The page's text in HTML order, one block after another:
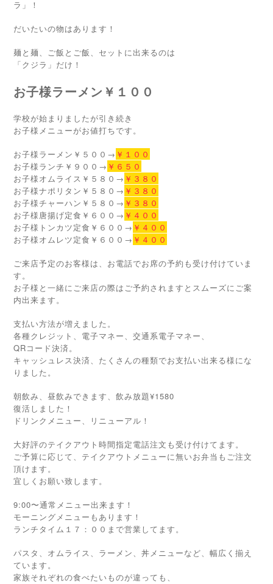
ラ」！
だいたいの物はあります！
麺と麺、ご飯とご飯、セットに出来るのは
「クジラ」だけ！
お子様ラーメン￥１００
学校が始まりましたが引き続き
お子様メニューがお値打ちです。
お子様ラーメン￥５００→ ￥１００
お子様ランチ￥９００→ ￥６５０
お子様オムライス￥５８０→ ￥３８０
お子様ナポリタン￥５８０→ ￥３８０
お子様チャーハン￥５８０→ ￥３８０
お子様唐揚げ定食￥６００→ ￥４００
お子様トンカツ定食￥６００→ ￥４００
お子様オムレツ定食￥６００→ ￥４００
ご来店予定のお客様は、お電話でお席の予約も受け付けていま
す。
お子様と一緒にご来店の際はご予約されますとスムーズにご案
内出来ます。
支払い方法が増えました。
各種クレジット、電子マネー、交通系電子マネー、
QRコード決済。
キャッシュレス決済、たくさんの種類でお支払い出来る様にな
りました。
朝飲み、昼飲みできます、飲み放題¥1580
復活しました！
ドリンクメニュー、リニューアル！
大好評のテイクアウト時間指定電話注文も受け付けてます。
ご予算に応じて、テイクアウトメニューに無いお弁当もご注文
頂けます。
宜しくお願い致します。
9:00〜通常メニュー出来ます！
モーニングメニューもあります！
ランチタイム１７：００まで営業してます。
パスタ、オムライス、ラーメン、丼メニューなど、幅広く揃え
ています。
家族それぞれの食べたいものが違っても、